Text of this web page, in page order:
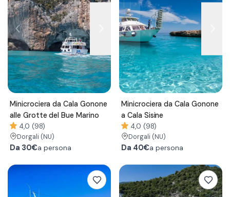
Minicrociera da Cala Gonone
alle Grotte del Bue Marino
4,0 (98)
Dorgali (NU)
Da 30€a persona
Minicrociera da Cala Gonone
a Cala Sisine
4,0 (98)
Dorgali (NU)
Da 40€a persona